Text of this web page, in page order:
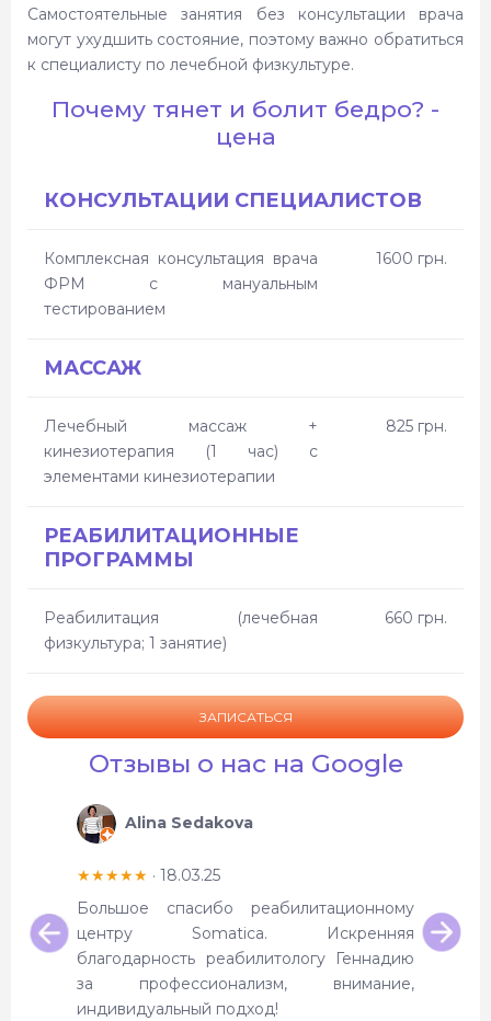
Самостоятельные занятия без консультации врача
могут ухудшить состояние, поэтому важно обратиться
к специалисту по лечебной физкультуре.
Почему тянет и болит бедро? -
цена
КОНСУЛЬТАЦИИ СПЕЦИАЛИСТОВ
Комплексная консультация врача
ФРМ с мануальным
тестированием
1600 грн.
МАССАЖ
Лечебный массаж +
кинезиотерапия (1 час) с
элементами кинезиотерапии
825 грн.
РЕАБИЛИТАЦИОННЫЕ
ПРОГРАММЫ
Реабилитация (лечебная
физкультура; 1 занятие)
660 грн.
ЗАПИСАТЬСЯ
Отзывы о нас на Google
и
Alina Sedakova
★★★★★ · 18.03.25
Большое спасибо реабилитационному
центру Somatica. Искренняя
благодарность реабилитологу Геннадию
за профессионализм, внимание,
индивидуальный подход!
Имела
после